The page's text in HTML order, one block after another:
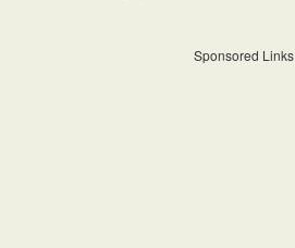
Sponsored Links